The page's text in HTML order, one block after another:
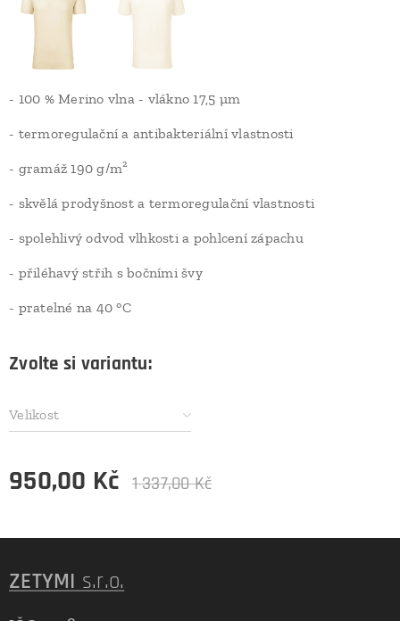
- 100 % Merino vlna - vlákno 17,5 µm
- termoregulační a antibakteriální vlastnosti
- gramáž 190 g/m²
- skvělá prodyšnost a termoregulační vlastnosti
- spolehlivý odvod vlhkosti a pohlcení zápachu
- přiléhavý střih s bočními švy
- pratelné na 40 °C
Zvolte si variantu:
Velikost
950,00 Kč 1 337,00Kč
ZETYMI s.r.o.